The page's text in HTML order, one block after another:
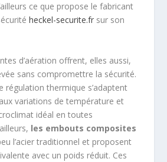
ce que propose le fabricant
heckel-securite.fr sur son
d’aération offrent, elles aussi,
sans compromettre la sécurité.
régulation thermique s’adaptent
variations de température et
idéal en toutes
les embouts composites
l’acier traditionnel et proposent
avec un poids réduit. Ces